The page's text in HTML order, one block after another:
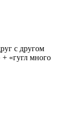
с другом
«гугл много